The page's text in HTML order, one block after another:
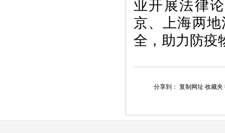
业开展法律
京、上海两
全，助力防疫
分享到： 复制网址 收藏夹